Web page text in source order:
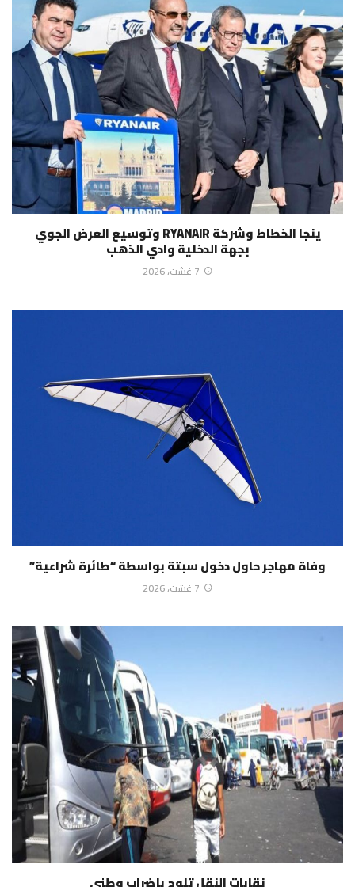
ينجا الخطاط وشركة RYANAIR وتوسيع العرض الجوي
بجهة الدخلية وادي الذهب
7 غشت، 2026
وفاة مهاجر حاول دخول سبتة بواسطة “طائرة شراعية”
7 غشت، 2026
نقابات النقل تلوح بإضراب وطني